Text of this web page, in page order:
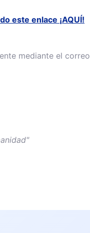
este enlace ¡AQUÍ!
mediante el correo